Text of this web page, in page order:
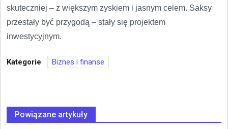
skuteczniej – z większym zyskiem i jasnym celem. Saksy
przestały być przygodą – stały się projektem
inwestycyjnym.
Kategorie Biznes i finanse
Powiązane artykuły